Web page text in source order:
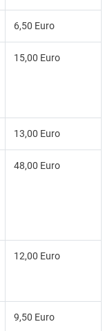
6,50 Euro
15,00 Euro
13,00 Euro
48,00 Euro
12,00 Euro
9,50 Euro